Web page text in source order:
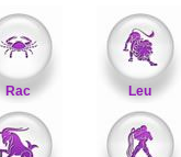
Rac Leu